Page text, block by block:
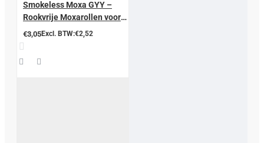
Smokeless Moxa GYY –
Rookvrije Moxarollen voor
Moxatherapie
€3,05Excl. BTW:€2,52